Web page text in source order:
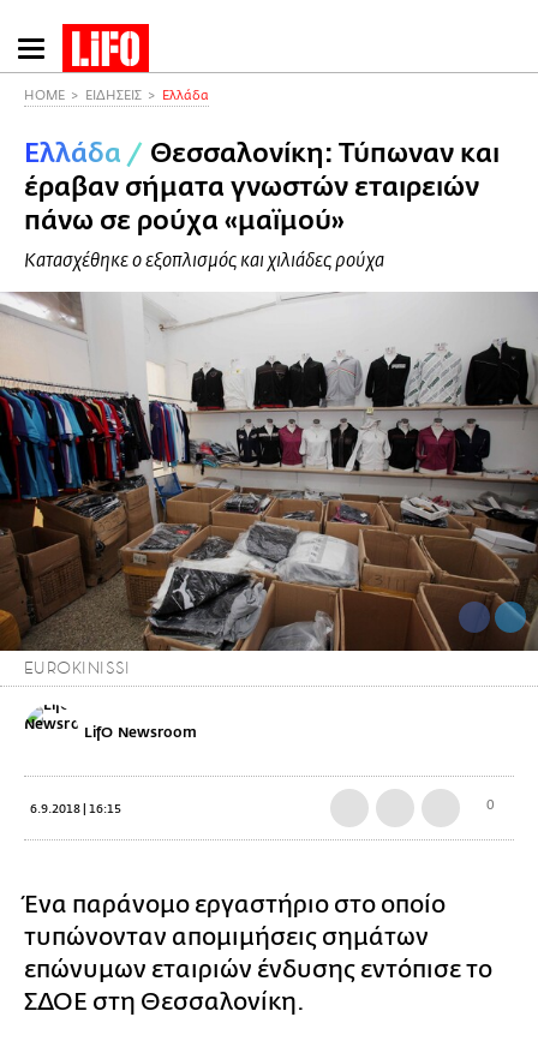
Παράκαμψη
προς
περιεχόμενο
HOME ΕΙΔΗΣΕΙΣ Ελλάδα
Ελλάδα / Θεσσαλονίκη: Τύπωναν και
έραβαν σήματα γνωστών εταιρειών
πάνω σε ρούχα «μαϊμού»
Κατασχέθηκε ο εξοπλισμός και χιλιάδες ρούχα
EUROKINISSI
LifO Newsroom
6.9.2018 | 16:15 0
Ένα παράνομο εργαστήριο στο οποίο
τυπώνονταν απομιμήσεις σημάτων
επώνυμων εταιριών ένδυσης εντόπισε το
ΣΔΟΕ στη Θεσσαλονίκη.